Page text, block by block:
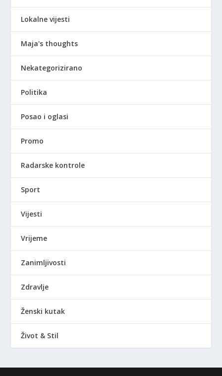
Lokalne vijesti
Maja's thoughts
Nekategorizirano
Politika
Posao i oglasi
Promo
Radarske kontrole
Sport
Vijesti
Vrijeme
Zanimljivosti
Zdravlje
Ženski kutak
Život & Stil